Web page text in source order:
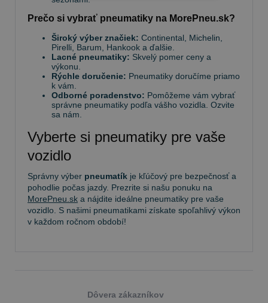
Prečo si vybrať pneumatiky na MorePneu.sk?
Široký výber značiek: Continental, Michelin,
Pirelli, Barum, Hankook a ďalšie.
Lacné pneumatiky: Skvelý pomer ceny a
výkonu.
Rýchle doručenie: Pneumatiky doručíme priamo
k vám.
Odborné poradenstvo: Pomôžeme vám vybrať
správne pneumatiky podľa vášho vozidla. Ozvite
sa nám.
Vyberte si pneumatiky pre vaše
vozidlo
Správny výber pneumatík je kľúčový pre bezpečnosť a
pohodlie počas jazdy. Prezrite si našu ponuku na
MorePneu.sk a nájdite ideálne pneumatiky pre vaše
vozidlo. S našimi pneumatikami získate spoľahlivý výkon
v každom ročnom období!
Dôvera zákazníkov